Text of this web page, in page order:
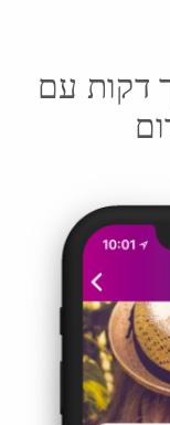
דקות עם